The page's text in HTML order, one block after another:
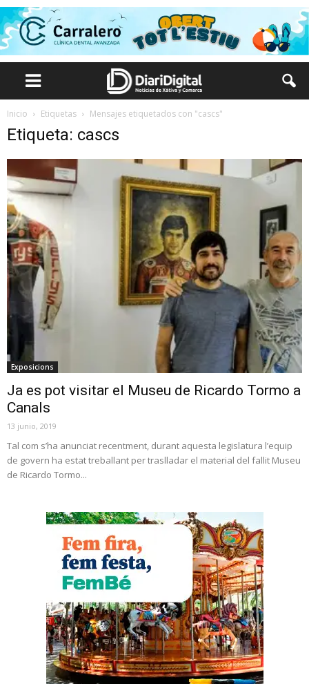
Inicio Etiquetas Mensajes etiquetados con "cascs"
Etiqueta: cascs
Exposicions
Ja es pot visitar el Museu de Ricardo Tormo a
Canals
13 junio, 2019
Tal com s’ha anunciat recentment, durant aquesta legislatura l’equip
de govern ha estat treballant per traslladar el material del fallit Museu
de Ricardo Tormo...